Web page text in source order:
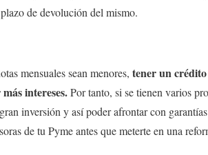
de devolución del mismo.
mensuales sean menores, tener un
intereses.Por tanto, si se tienen varios
inversión y así poder afrontar con
de tu Pyme antes que meterte en una